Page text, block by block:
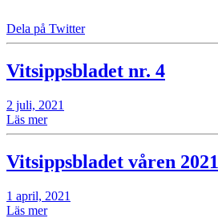
Dela på Twitter
Vitsippsbladet nr. 4
2 juli, 2021
Läs mer
Vitsippsbladet våren 2021
1 april, 2021
Läs mer